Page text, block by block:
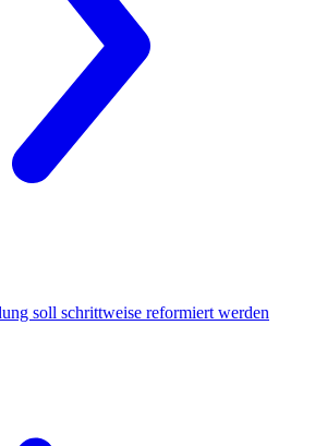
soll schrittweise reformiert werden